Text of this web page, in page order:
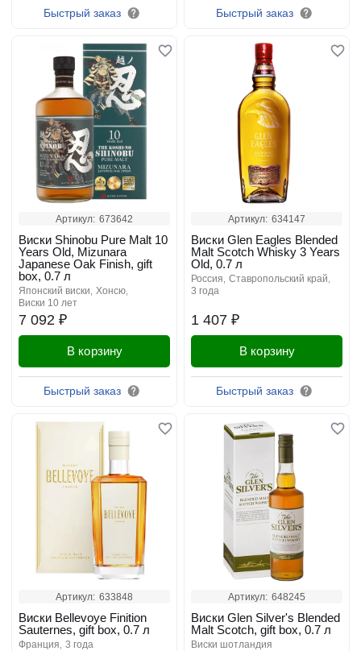
Быстрый заказ Быстрый заказ
Артикул: 673642
7 092 ₽
Виски Shinobu Pure Malt 10
Years Old, Mizunara
Japanese Oak Finish, gift
box, 0.7 л
японский виски
хонсю
виски 10 лет
В корзину
Быстрый заказ
Артикул: 634147
1 407 ₽
Виски Glen Eagles Blended
Malt Scotch Whisky 3 Years
Old, 0.7 л
россия
ставропольский край
3 года
В корзину
Быстрый заказ
Артикул: 633848
Виски Bellevoye Finition
Sauternes, gift box, 0.7 л
франция 3 года
Артикул: 648245
Виски Glen Silver's Blended
Malt Scotch, gift box, 0.7 л
виски шотландия